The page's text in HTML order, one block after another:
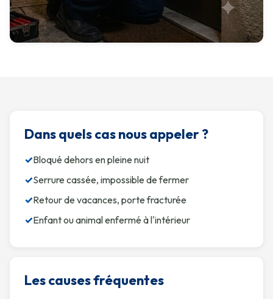
Dans quels cas nous appeler ?
✓Bloqué dehors en pleine nuit
✓Serrure cassée, impossible de fermer
✓Retour de vacances, porte fracturée
✓Enfant ou animal enfermé à l'intérieur
Les causes fréquentes